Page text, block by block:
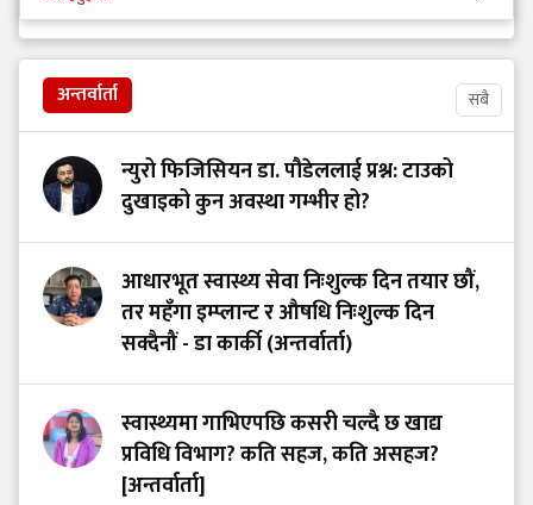
अन्तर्वार्ता सबै
न्युरो फिजिसियन डा. पौडेललाई प्रश्न: टाउको
दुखाइको कुन अवस्था गम्भीर हो?
आधारभूत स्वास्थ्य सेवा निःशुल्क दिन तयार छौं,
तर महँगा इम्प्लान्ट र औषधि निःशुल्क दिन
सक्दैनौं - डा कार्की (अन्तर्वार्ता)
स्वास्थ्यमा गाभिएपछि कसरी चल्दै छ खाद्य
प्रविधि विभाग? कति सहज, कति असहज?
[अन्तर्वार्ता]